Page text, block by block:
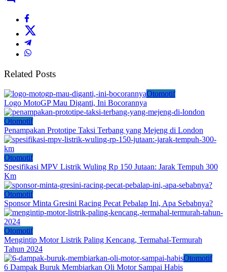
Related Posts
Otomotif
Logo MotoGP Mau Diganti, Ini Bocorannya
Otomotif
Penampakan Prototipe Taksi Terbang yang Mejeng di London
Otomotif
Spesifikasi MPV Listrik Wuling Rp 150 Jutaan: Jarak Tempuh 300
Km
Otomotif
Sponsor Minta Gresini Racing Pecat Pebalap Ini, Apa Sebabnya?
Otomotif
Mengintip Motor Listrik Paling Kencang, Termahal-Termurah
Tahun 2024
Otomotif
6 Dampak Buruk Membiarkan Oli Motor Sampai Habis